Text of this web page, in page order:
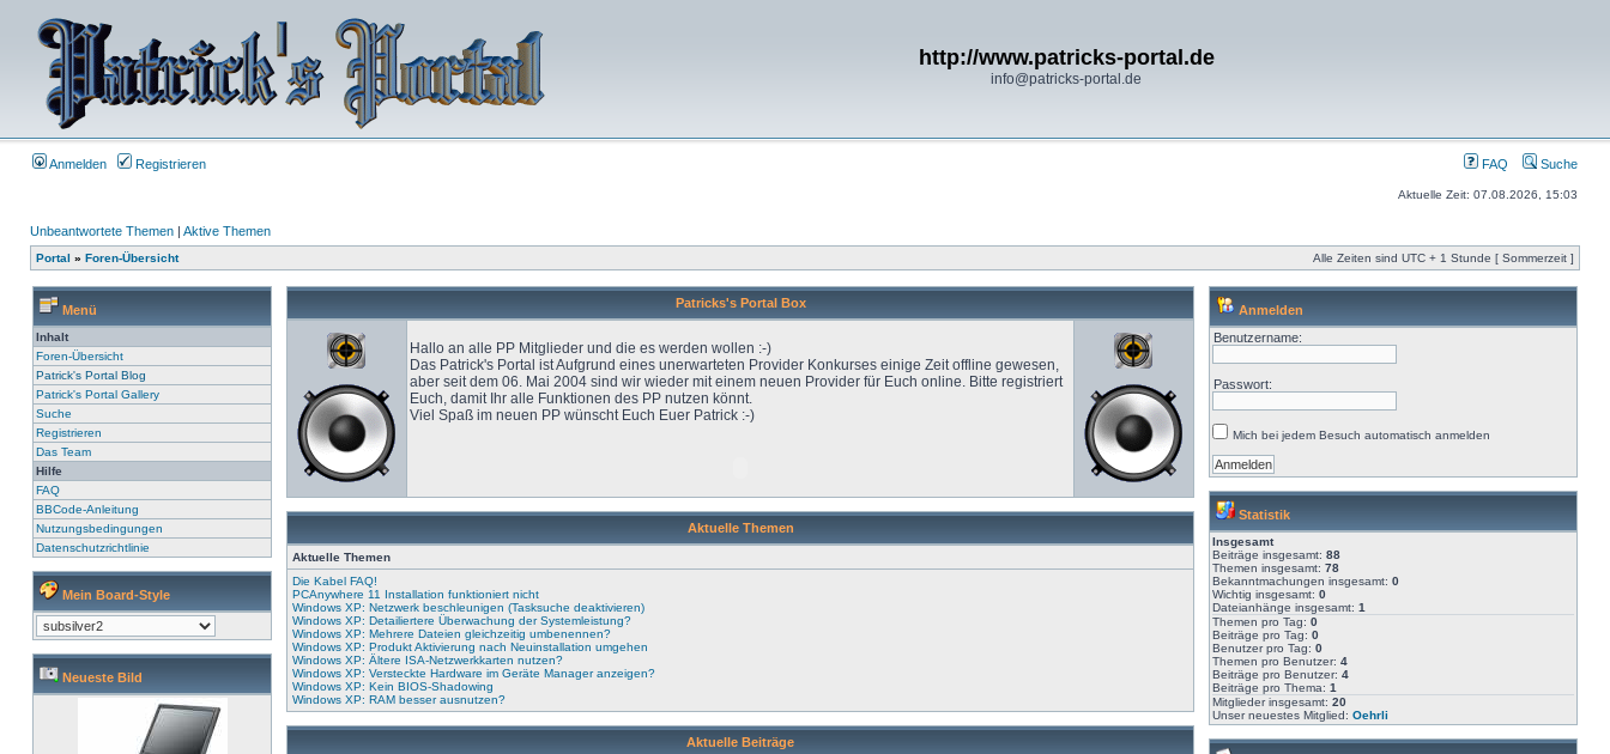
http://www.patricks-portal.de
info@patricks-portal.de
Anmelden Registrieren FAQ Suche
Aktuelle Zeit: 07.08.2026, 15:03
Unbeantwortete Themen | Aktive Themen
Portal » Foren-Übersicht Alle Zeiten sind UTC + 1 Stunde [ Sommerzeit ]
Menü
Inhalt
Foren-Übersicht
Patrick's Portal Blog
Patrick's Portal Gallery
Suche
Registrieren
Das Team
Hilfe
FAQ
BBCode-Anleitung
Nutzungsbedingungen
Datenschutzrichtlinie
Mein Board-Style
Neueste Bild
Patricks's Portal Box
Hallo an alle PP Mitglieder und die es werden wollen :-)
Das Patrick's Portal ist Aufgrund eines unerwarteten Provider Konkurses einige Zeit offline gewesen,
aber seit dem 06. Mai 2004 sind wir wieder mit einem neuen Provider für Euch online. Bitte registriert
Euch, damit Ihr alle Funktionen des PP nutzen könnt.
Viel Spaß im neuen PP wünscht Euch Euer Patrick :-)
Aktuelle Themen
Aktuelle Themen
Die Kabel FAQ!
PCAnywhere 11 Installation funktioniert nicht
Windows XP: Netzwerk beschleunigen (Tasksuche deaktivieren)
Windows XP: Detailiertere Überwachung der Systemleistung?
Windows XP: Mehrere Dateien gleichzeitig umbenennen?
Windows XP: Produkt Aktivierung nach Neuinstallation umgehen
Windows XP: Ältere ISA-Netzwerkkarten nutzen?
Windows XP: Versteckte Hardware im Geräte Manager anzeigen?
Windows XP: Kein BIOS-Shadowing
Windows XP: RAM besser ausnutzen?
Aktuelle Beiträge
Anmelden
Benutzername:
Passwort:
Mich bei jedem Besuch automatisch anmelden
Statistik
Insgesamt
Beiträge insgesamt: 88
Themen insgesamt: 78
Bekanntmachungen insgesamt: 0
Wichtig insgesamt: 0
Dateianhänge insgesamt: 1
Themen pro Tag: 0
Beiträge pro Tag: 0
Benutzer pro Tag: 0
Themen pro Benutzer: 4
Beiträge pro Benutzer: 4
Beiträge pro Thema: 1
Mitglieder insgesamt: 20
Unser neuestes Mitglied: Oehrli